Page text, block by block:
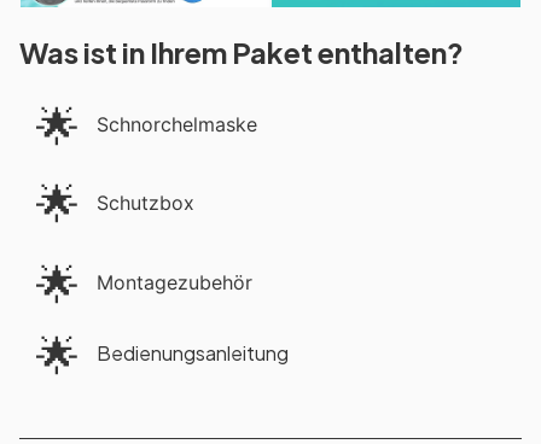
Was ist in Ihrem Paket enthalten?
🌟 Schnorchelmaske
🌟 Schutzbox
🌟 Montagezubehör
🌟 Bedienungsanleitung